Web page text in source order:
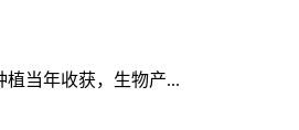
当年收获，生物产...